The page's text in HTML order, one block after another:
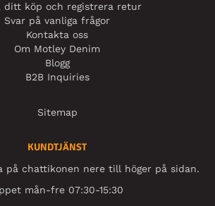
ditt köp och registrera retur
Svar på vanliga frågor
Kontakta oss
Om Motley Denim
Blogg
B2B Inquiries
Sitemap
KUNDTJÄNST
på chattikonen nere till höger på sidan.
mån-fre 07:30-15:30